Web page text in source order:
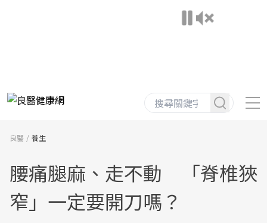
良醫 養生
腰痛腿麻、走不動 「脊椎狹
窄」一定要開刀嗎？